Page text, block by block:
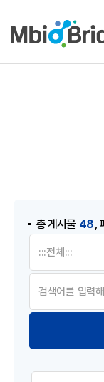
총 게시물 48 ,